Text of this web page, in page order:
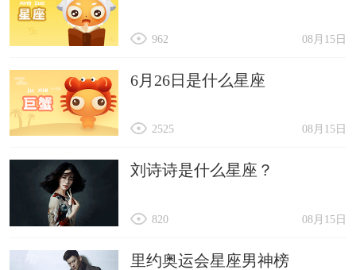
08月15日
962
6月26日是什么星座
08月15日
2525
刘诗诗是什么星座？
08月15日
820
里约奥运会星座男神榜